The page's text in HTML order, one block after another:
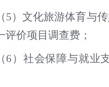
（5）文化旅游体育与
评价项目调查费；
（6）社会保障与就业